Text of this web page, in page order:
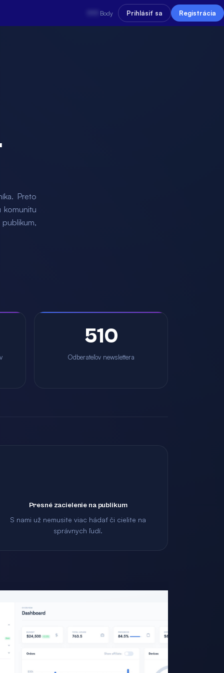
Body Prihlásiť sa Registrácia
Preto
komunitu
510
Odberateľov newslettera
Presné zacielenie na publikum
S nami už nemusite viac hádať či cielite na
správnych ľudí.